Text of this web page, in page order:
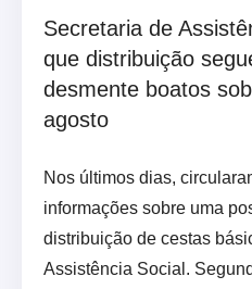
Secretaria de
que distribuição
desmente boatos
agosto
Nos últimos dias,
informações sobre uma
distribuição de cestas
Assistência Social.